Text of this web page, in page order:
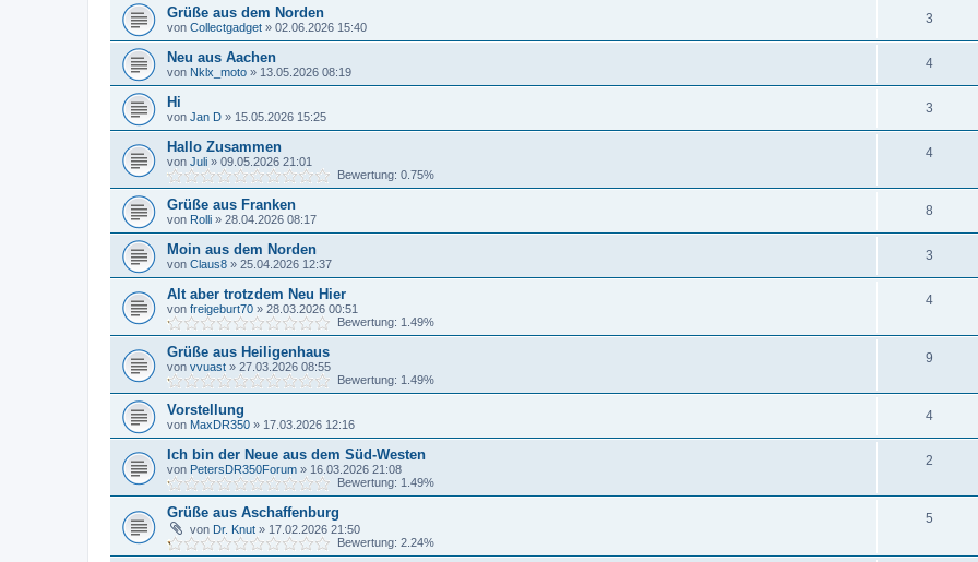
Grüße aus dem Norden
von Collectgadget » 02.06.2026 15:40
3
Neu aus Aachen
von Nklx_moto » 13.05.2026 08:19
4
Hi
von Jan D » 15.05.2026 15:25
3
Hallo Zusammen
von Juli » 09.05.2026 21:01
Bewertung: 0.75%
4
Grüße aus Franken
von Rolli » 28.04.2026 08:17
8
Moin aus dem Norden
von Claus8 » 25.04.2026 12:37
3
Alt aber trotzdem Neu Hier
von freigeburt70 » 28.03.2026 00:51
Bewertung: 1.49%
4
Grüße aus Heiligenhaus
von vvuast » 27.03.2026 08:55
Bewertung: 1.49%
9
Vorstellung
von MaxDR350 » 17.03.2026 12:16
4
Ich bin der Neue aus dem Süd-Westen
von PetersDR350Forum » 16.03.2026 21:08
Bewertung: 1.49%
2
Grüße aus Aschaffenburg
von Dr. Knut » 17.02.2026 21:50
Bewertung: 2.24%
5